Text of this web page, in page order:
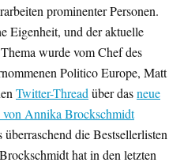
prominenter Personen.
Eigenheit, und der aktuelle
wurde vom Chef des
Politico Europe, Matt
Twitter-Threadüber dasneue
Annika Brockschmidt
die Bestsellerlisten
hat in den letzten